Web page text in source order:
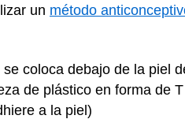
un método
coloca debajo de la piel
de plástico en forma de
a la piel)